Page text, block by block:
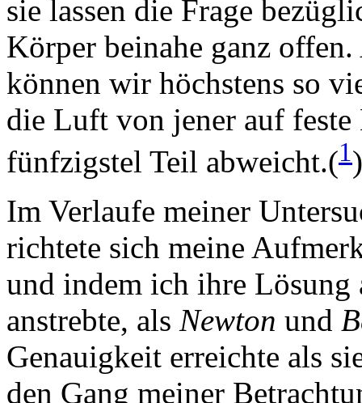
sie lassen die Frage
Körper beinahe ganz
können wir höchstens so
die Luft von jener auf
fünfzigstel Teil abweicht.(1)
Im Verlaufe meiner
richtete sich meine
und indem ich ihre Lösung
anstrebte, als Newton und
Genauigkeit erreichte als
den Gang meiner